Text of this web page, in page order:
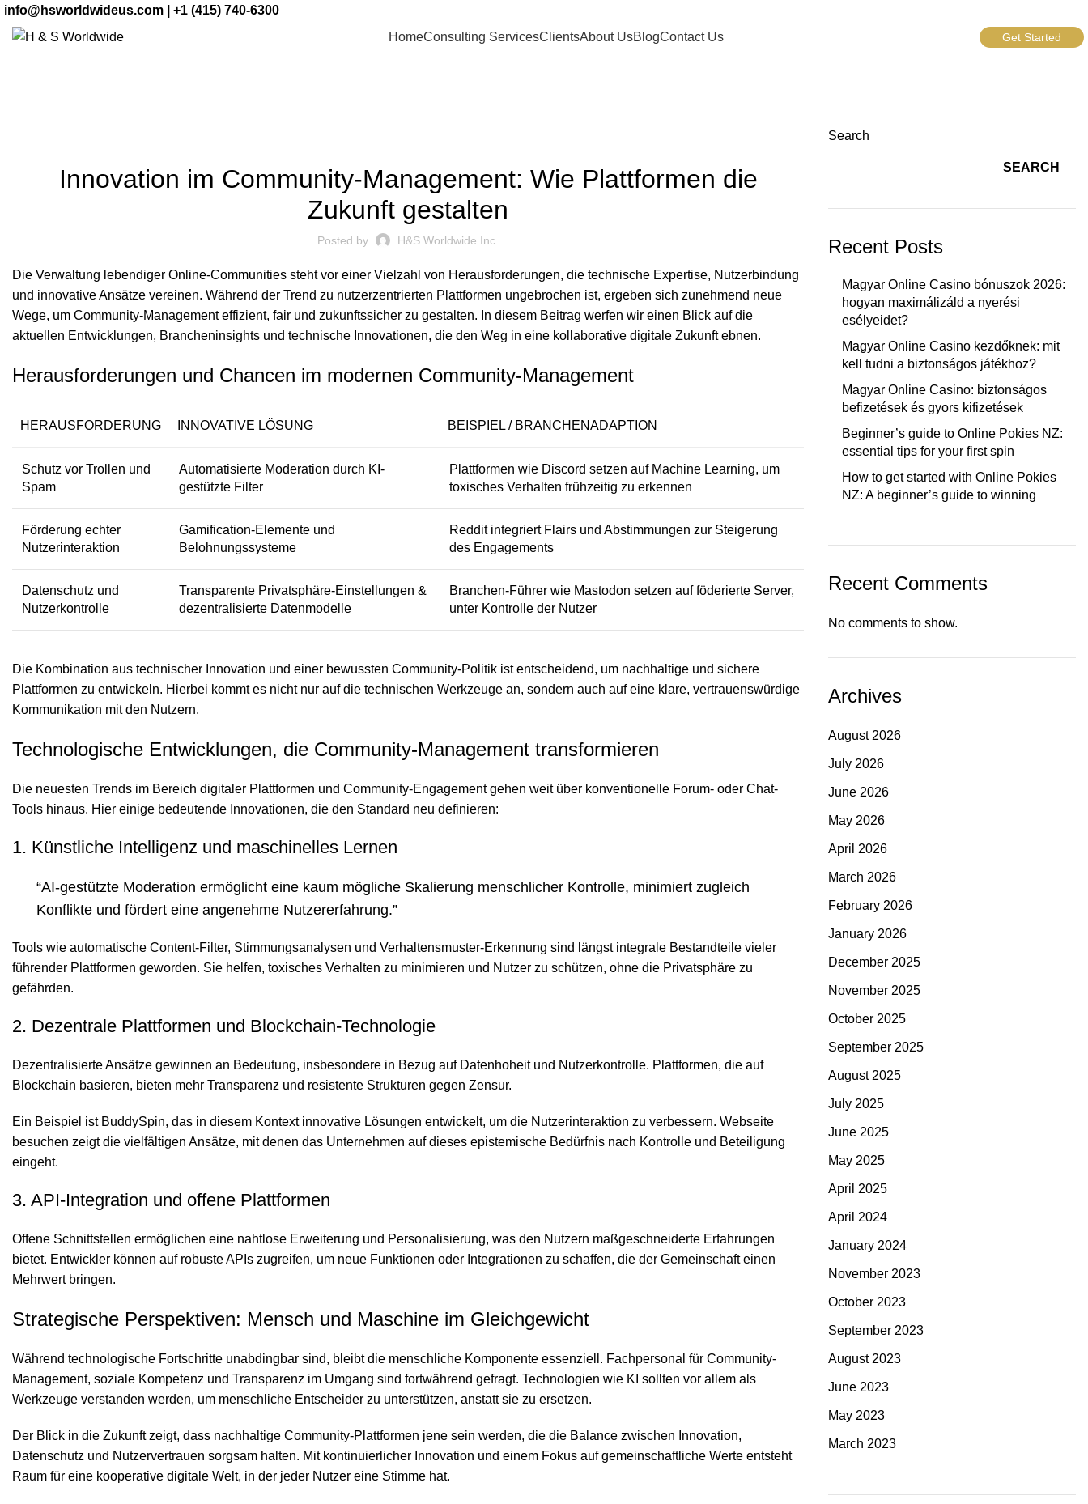
info@hsworldwideus.com | +1 (415) 740-6300
HomeConsulting ServicesClientsAbout UsBlogContact Us Get Started
Innovation im Community-Management: Wie Plattformen die
Zukunft gestalten
Posted by H&S Worldwide Inc.
Die Verwaltung lebendiger Online-Communities steht vor einer Vielzahl von Herausforderungen, die technische Expertise, Nutzerbindung
und innovative Ansätze vereinen. Während der Trend zu nutzerzentrierten Plattformen ungebrochen ist, ergeben sich zunehmend neue
Wege, um Community-Management effizient, fair und zukunftssicher zu gestalten. In diesem Beitrag werfen wir einen Blick auf die
aktuellen Entwicklungen, Brancheninsights und technische Innovationen, die den Weg in eine kollaborative digitale Zukunft ebnen.
Herausforderungen und Chancen im modernen Community-Management
HERAUSFORDERUNG INNOVATIVE LÖSUNG BEISPIEL / BRANCHENADAPTION
Schutz vor Trollen und
Spam
Automatisierte Moderation durch KI-
gestützte Filter
Plattformen wie Discord setzen auf Machine Learning, um
toxisches Verhalten frühzeitig zu erkennen
Förderung echter
Nutzerinteraktion
Gamification-Elemente und
Belohnungssysteme
Reddit integriert Flairs und Abstimmungen zur Steigerung
des Engagements
Datenschutz und
Nutzerkontrolle
Transparente Privatsphäre-Einstellungen &
dezentralisierte Datenmodelle
Branchen-Führer wie Mastodon setzen auf föderierte Server,
unter Kontrolle der Nutzer
Die Kombination aus technischer Innovation und einer bewussten Community-Politik ist entscheidend, um nachhaltige und sichere
Plattformen zu entwickeln. Hierbei kommt es nicht nur auf die technischen Werkzeuge an, sondern auch auf eine klare, vertrauenswürdige
Kommunikation mit den Nutzern.
Technologische Entwicklungen, die Community-Management transformieren
Die neuesten Trends im Bereich digitaler Plattformen und Community-Engagement gehen weit über konventionelle Forum- oder Chat-
Tools hinaus. Hier einige bedeutende Innovationen, die den Standard neu definieren:
1. Künstliche Intelligenz und maschinelles Lernen
“AI-gestützte Moderation ermöglicht eine kaum mögliche Skalierung menschlicher Kontrolle, minimiert zugleich
Konflikte und fördert eine angenehme Nutzererfahrung.”
Tools wie automatische Content-Filter, Stimmungsanalysen und Verhaltensmuster-Erkennung sind längst integrale Bestandteile vieler
führender Plattformen geworden. Sie helfen, toxisches Verhalten zu minimieren und Nutzer zu schützen, ohne die Privatsphäre zu
gefährden.
2. Dezentrale Plattformen und Blockchain-Technologie
Dezentralisierte Ansätze gewinnen an Bedeutung, insbesondere in Bezug auf Datenhoheit und Nutzerkontrolle. Plattformen, die auf
Blockchain basieren, bieten mehr Transparenz und resistente Strukturen gegen Zensur.
Ein Beispiel ist BuddySpin, das in diesem Kontext innovative Lösungen entwickelt, um die Nutzerinteraktion zu verbessern. Webseite
besuchen zeigt die vielfältigen Ansätze, mit denen das Unternehmen auf dieses epistemische Bedürfnis nach Kontrolle und Beteiligung
eingeht.
3. API-Integration und offene Plattformen
Offene Schnittstellen ermöglichen eine nahtlose Erweiterung und Personalisierung, was den Nutzern maßgeschneiderte Erfahrungen
bietet. Entwickler können auf robuste APIs zugreifen, um neue Funktionen oder Integrationen zu schaffen, die der Gemeinschaft einen
Mehrwert bringen.
Strategische Perspektiven: Mensch und Maschine im Gleichgewicht
Während technologische Fortschritte unabdingbar sind, bleibt die menschliche Komponente essenziell. Fachpersonal für Community-
Management, soziale Kompetenz und Transparenz im Umgang sind fortwährend gefragt. Technologien wie KI sollten vor allem als
Werkzeuge verstanden werden, um menschliche Entscheider zu unterstützen, anstatt sie zu ersetzen.
Der Blick in die Zukunft zeigt, dass nachhaltige Community-Plattformen jene sein werden, die die Balance zwischen Innovation,
Datenschutz und Nutzervertrauen sorgsam halten. Mit kontinuierlicher Innovation und einem Fokus auf gemeinschaftliche Werte entsteht
Raum für eine kooperative digitale Welt, in der jeder Nutzer eine Stimme hat.
Search
SEARCH
Recent Posts
Magyar Online Casino bónuszok 2026:
hogyan maximálizáld a nyerési
esélyeidet?
Magyar Online Casino kezdőknek: mit
kell tudni a biztonságos játékhoz?
Magyar Online Casino: biztonságos
befizetések és gyors kifizetések
Beginner’s guide to Online Pokies NZ:
essential tips for your first spin
How to get started with Online Pokies
NZ: A beginner’s guide to winning
Recent Comments
No comments to show.
Archives
August 2026
July 2026
June 2026
May 2026
April 2026
March 2026
February 2026
January 2026
December 2025
November 2025
October 2025
September 2025
August 2025
July 2025
June 2025
May 2025
April 2025
April 2024
January 2024
November 2023
October 2023
September 2023
August 2023
June 2023
May 2023
March 2023